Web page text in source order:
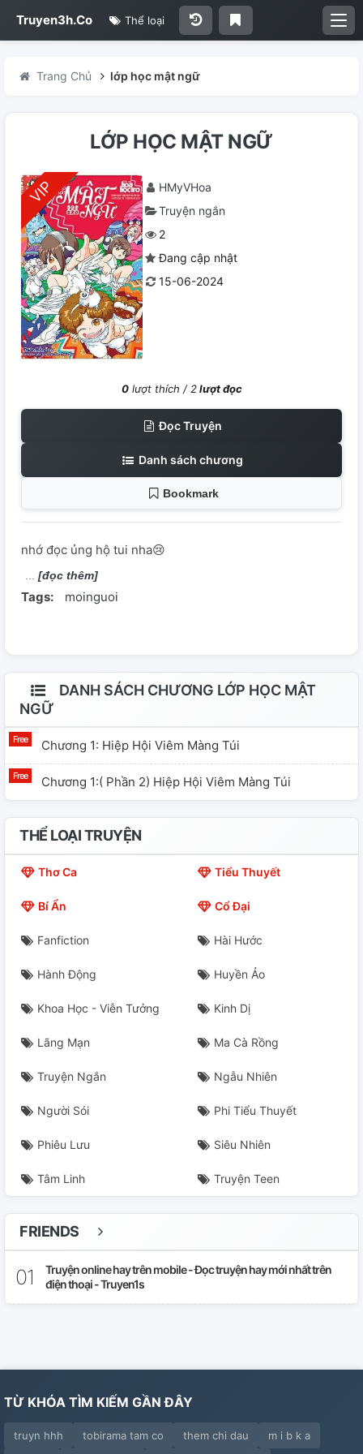
Truyen3h.Co Thể loại
Trang Chủ lớp học mật ngữ
LỚP HỌC MẬT NGỮ
HMyVHoa
Truyện ngắn
2
Đang cập nhật
15-06-2024
0lượt thích /2lượt đọc
Đọc Truyện
Danh sách chương
Bookmark
nhớ đọc ủng hộ tui nha😢
[đọc thêm]
Tags: moinguoi
DANH SÁCH CHƯƠNG LỚP HỌC MẬT
NGỮ
Chương 1: Hiệp Hội Viêm Màng Túi
Chương 1:( Phần 2) Hiệp Hội Viêm Màng Túi
THỂ LOẠI TRUYỆN
Thơ Ca Tiểu Thuyết
Bí Ẩn Cổ Đại
Fanfiction Hài Hước
Hành Động Huyền Ảo
Khoa Học - Viễn Tưởng Kinh Dị
Lãng Mạn Ma Cà Rồng
Truyện Ngắn Ngẫu Nhiên
Người Sói Phi Tiểu Thuyết
Phiêu Lưu Siêu Nhiên
Tâm Linh Truyện Teen
FRIENDS
Truyện online hay trên mobile - Đọc truyện hay mới nhất trên
điện thoại - Truyen1s
TỪ KHÓA TÌM KIẾM GẦN ĐÂY
truyn hhh tobirama tam co them chi dau m i b k a